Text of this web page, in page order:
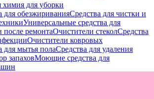
химия для уборки
для обезжириванияСредства для чистки и
Универсальные средства для
после ремонтаОчистители стеколСредства
Очистители ковровых
для мытья полаСредства для удаления
запаховМоющие средства для